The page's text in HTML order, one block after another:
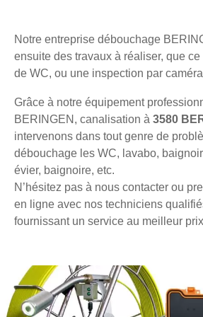
Notre entreprise débouchage
ensuite des travaux à réaliser, que
de WC, ou une inspection par
Grâce à notre équipement
BERINGEN, canalisation à 3580
intervenons dans tout genre de
débouchage les WC, lavabo,
évier, baignoire, etc.
N’hésitez pas à nous contacter ou
en ligne avec nos techniciens
fournissant un service au meilleur